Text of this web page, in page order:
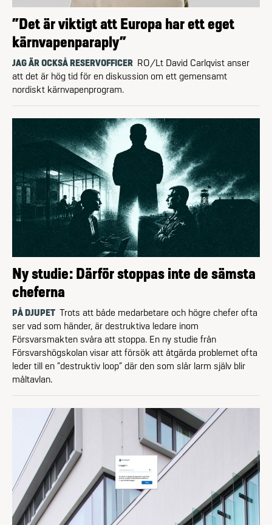
”Det är viktigt att Europa har ett eget
kärnvapenparaply”
JAG ÄR OCKSÅ RESERVOFFICER RO/Lt David Carlqvist anser
att det är hög tid för en diskussion om ett gemensamt
nordiskt kärnvapenprogram.
Ny studie: Därför stoppas inte de sämsta
cheferna
PÅ DJUPET Trots att både medarbetare och högre chefer ofta
ser vad som händer, är destruktiva ledare inom
Försvarsmakten svåra att stoppa. En ny studie från
Försvarshögskolan visar att försök att åtgärda problemet ofta
leder till en ”destruktiv loop” där den som slår larm själv blir
måltavlan.